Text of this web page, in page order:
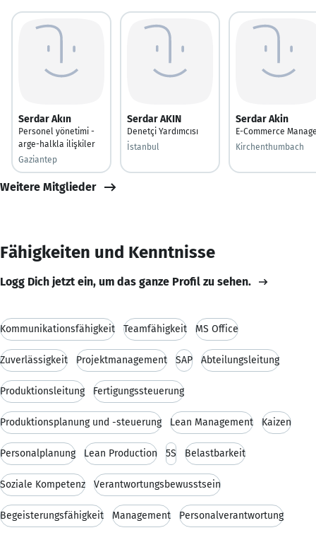
Serdar Akın
Personel yönetimi -
arge-halkla ilişkiler
Gaziantep
Serdar AKIN
Denetçi Yardımcısı
İstanbul
Serdar Akin
E-Commerce
Kirchenthumbach
Weitere Mitglieder
Fähigkeiten und Kenntnisse
Logg Dich jetzt ein, um das ganze Profil zu sehen.
Kommunikationsfähigkeit Teamfähigkeit MS Office
Zuverlässigkeit Projektmanagement SAP Abteilungsleitung
Produktionsleitung Fertigungssteuerung
Produktionsplanung und -steuerung Lean Management Kaizen
Personalplanung Lean Production 5S Belastbarkeit
Soziale Kompetenz Verantwortungsbewusstsein
Begeisterungsfähigkeit Management Personalverantwortung